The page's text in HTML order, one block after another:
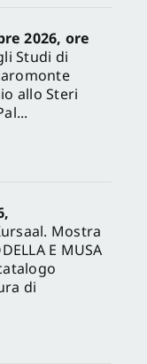
2026, ore
Studi di
allo Steri
Mostra
E MUSA
di